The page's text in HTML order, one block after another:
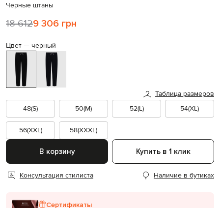
Черные штаны
18 6129 306 грн
Цвет — черный
Таблица размеров
48(S)
50(M) 52(L) 54(XL)
56(XXL) 58(XXXL)
В корзину Купить в 1 клик
Консультация стилиста Наличие в бутиках
Сертификаты